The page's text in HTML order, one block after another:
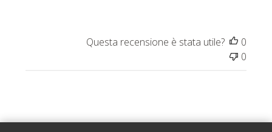
Questa recensione è stata utile?
0
0